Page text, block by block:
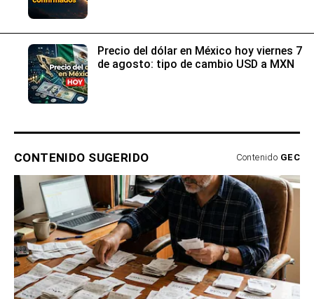
Precio del dólar en México hoy viernes 7
de agosto: tipo de cambio USD a MXN
CONTENIDO SUGERIDO Contenido GEC